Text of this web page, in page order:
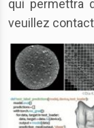
qui permettra
veuillez